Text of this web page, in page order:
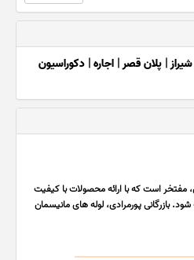
شیراز|پلان قصر|اجاره|دکوراسیون
مفتخر است که با ارائه محصولات با کیفیت
بازرگانی پورمرادی، لوله های مانیسمان